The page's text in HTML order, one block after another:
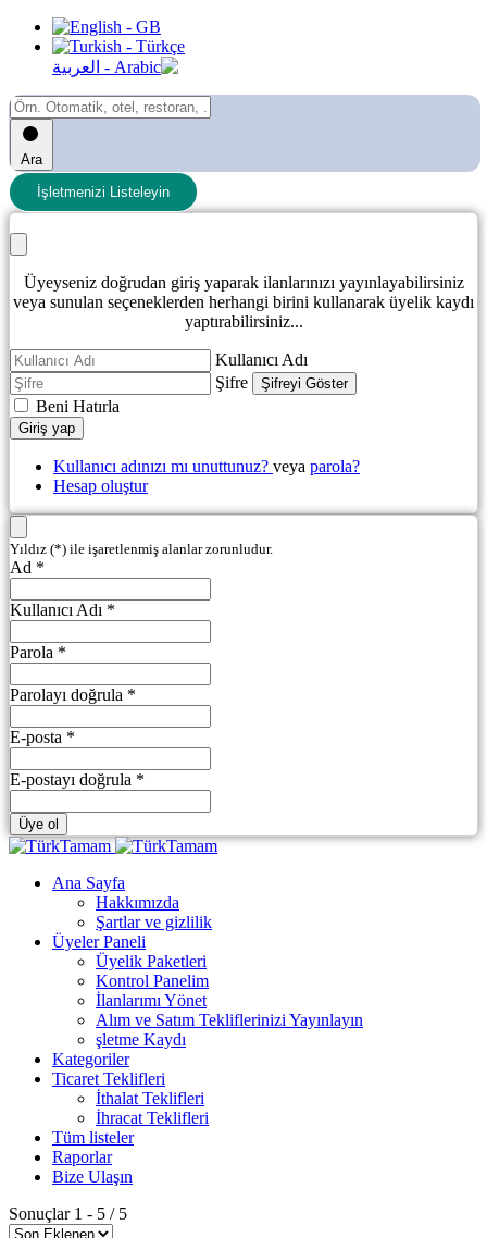
Ara
İşletmenizi Listeleyin
Üyeyseniz doğrudan giriş yaparak ilanlarınızı yayınlayabilirsiniz
veya sunulan seçeneklerden herhangi birini kullanarak üyelik kaydı
yaptırabilirsiniz...
Kullanıcı Adı
Şifre
Şifreyi Göster
Beni Hatırla
Giriş yap
Kullanıcı adınızı mı unuttunuz? veya parola?
Hesap oluştur
Yıldız (*) ile işaretlenmiş alanlar zorunludur.
Ad *
Kullanıcı Adı *
Parola *
Parolayı doğrula *
E-posta *
E-postayı doğrula *
Üye ol
Ana Sayfa
Hakkımızda
Şartlar ve gizlilik
Üyeler Paneli
Üyelik Paketleri
Kontrol Panelim
İlanlarımı Yönet
Alım ve Satım Tekliflerinizi Yayınlayın
şletme Kaydı
Kategoriler
Ticaret Teklifleri
İthalat Teklifleri
İhracat Teklifleri
Tüm listeler
Raporlar
Bize Ulaşın
Sonuçlar 1 - 5 / 5